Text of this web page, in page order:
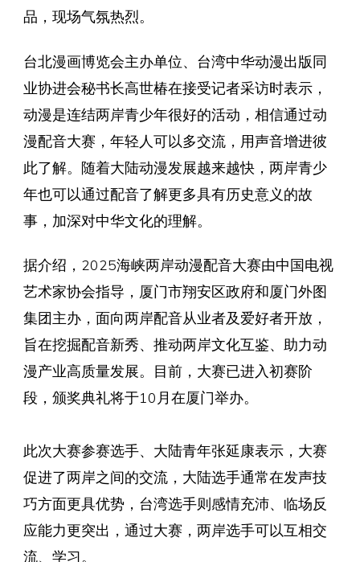
品，现场气氛热烈。
台北漫画博览会主办单位、台湾中华动漫出版同
业协进会秘书长高世椿在接受记者采访时表示，
动漫是连结两岸青少年很好的活动，相信通过动
漫配音大赛，年轻人可以多交流，用声音增进彼
此了解。随着大陆动漫发展越来越快，两岸青少
年也可以通过配音了解更多具有历史意义的故
事，加深对中华文化的理解。
据介绍，2025海峡两岸动漫配音大赛由中国电视
艺术家协会指导，厦门市翔安区政府和厦门外图
集团主办，面向两岸配音从业者及爱好者开放，
旨在挖掘配音新秀、推动两岸文化互鉴、助力动
漫产业高质量发展。目前，大赛已进入初赛阶
段，颁奖典礼将于10月在厦门举办。
此次大赛参赛选手、大陆青年张延康表示，大赛
促进了两岸之间的交流，大陆选手通常在发声技
巧方面更具优势，台湾选手则感情充沛、临场反
应能力更突出，通过大赛，两岸选手可以互相交
流、学习。